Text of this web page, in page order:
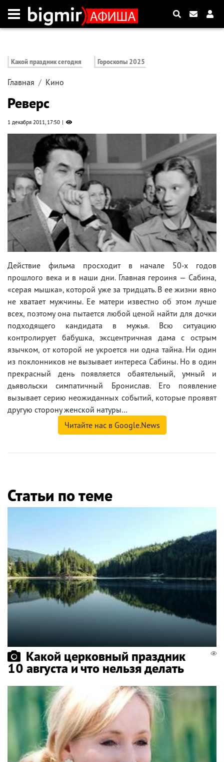
Какой праздник сегодня Гороскопы 2025
Главная Кино
Реверс
1 декабря 2011, 17:50
Действие фильма просходит в начале 50-х годов
прошлого века и в наши дни. Главная героиня — Сабина,
«серая мышка», которой уже за тридцать. В ее жизни явно
не хватает мужчины. Ее матери известно об этом лучше
всех, поэтому она пытается любой ценой найти для дочки
подходящего кандидата в мужья. Всю ситуацию
контролирует бабушка, эксцентричная дама с острым
язычком, от которой не укроется ни одна тайна. Ни один
из поклонников не вызывает интереса Сабины. Но в один
прекрасный день появляется обаятельный, умный и
дьявольски симпатичный Бронислав. Его появление
вызывает серию неожиданных событий, которые проявят
другую сторону женской натуры…
Читайте нас в Google.News
Статьи по теме
Какой церковный праздник
10 августа и что нельзя делать